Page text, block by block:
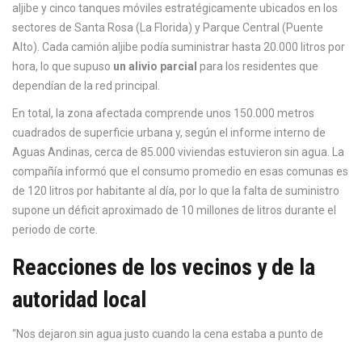
aljibe y cinco tanques móviles estratégicamente ubicados en los
sectores de Santa Rosa (La Florida) y Parque Central (Puente
Alto). Cada camión aljibe podía suministrar hasta 20.000 litros por
hora, lo que supuso un alivio parcial para los residentes que
dependían de la red principal.
En total, la zona afectada comprende unos 150.000 metros
cuadrados de superficie urbana y, según el informe interno de
Aguas Andinas, cerca de 85.000 viviendas estuvieron sin agua. La
compañía informó que el consumo promedio en esas comunas es
de 120 litros por habitante al día, por lo que la falta de suministro
supone un déficit aproximado de 10 millones de litros durante el
periodo de corte.
Reacciones de los vecinos y de la
autoridad local
“Nos dejaron sin agua justo cuando la cena estaba a punto de